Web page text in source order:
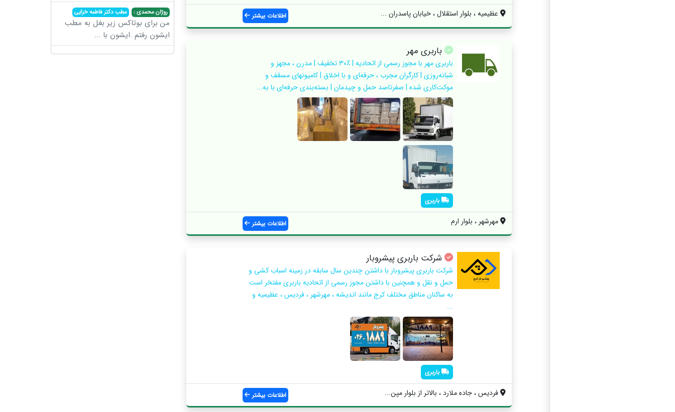
عظیمیه ، بلوار استقلال ، خیابان پاسدران ... اطلاعات بیشتر
باربری مهر
باربری مهر با مجوز رسمی از اتحادیه | ٪۳۰ تخفیف | مدرن ، مجهز و
شبانه‌روزی | کارگران مجرب ، حرفه‌ای و با اخلاق | کامیونهای مسقف و
موکت‌کاری شده | صفرتاصد حمل و چیدمان | بسته‌بندی حرفه‌ای با به...
باربری
مهرشهر ، بلوار ارم اطلاعات بیشتر
شرکت باربری پیشروبار
شرکت باربری پیشروبار با داشتن چندین سال سابقه در زمینه اسباب کشی و
حمل و نقل و همچنین با داشتن مجوز رسمی از اتحادیه باربری مفتخر است
به ساکنان مناطق مختلف کرج مانند اندیشه ، مهرشهر ، فردیس ، عظیمیه و
...
باربری
فردیس ، جاده ملارد ، بالاتر از بلوار مپن... اطلاعات بیشتر
روژان محمدی : مطب دکتر فاطمه خزایی
من برای بوتاکس زیر بغل به مطب
ایشون رفتم .ایشون با ...